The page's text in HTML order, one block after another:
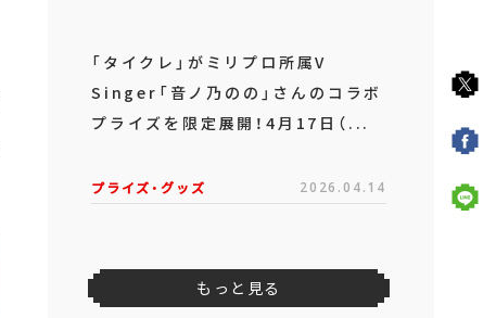
「タイクレ」がミリプロ所属V
Singer「音ノ乃のの」さんのコラボ
プライズを限定展開！4月17日（...
プライズ・グッズ 2026.04.14
もっと見る